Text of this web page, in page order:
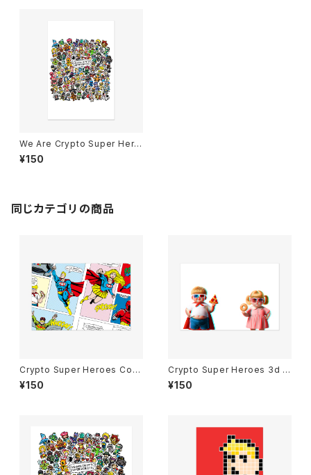
We Are Crypto Super Hero
es Postcard
¥150
同じカテゴリの商品
Crypto Super Heroes Com
ics Postcard
¥150
Crypto Super Heroes 3d Pi
ctures Postcard
¥150